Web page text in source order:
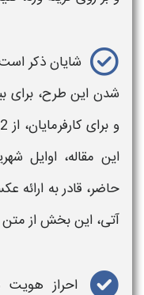
شایان ذکر
شدن این طرح، برای
حاضر، قادر به ارائه
آتی، این بخش از متن
احراز هویت